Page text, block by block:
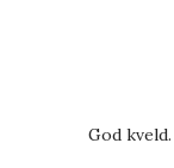
God kveld.